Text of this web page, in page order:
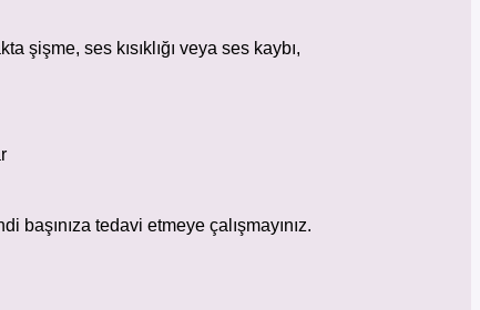
şişme, ses kısıklığı veya ses kaybı,
tedavi etmeye çalışmayınız.